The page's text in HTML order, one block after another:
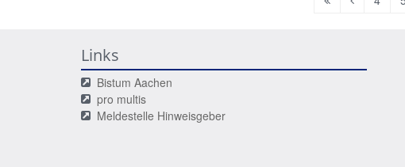
Links
Bistum Aachen
pro multis
Meldestelle Hinweisgeber